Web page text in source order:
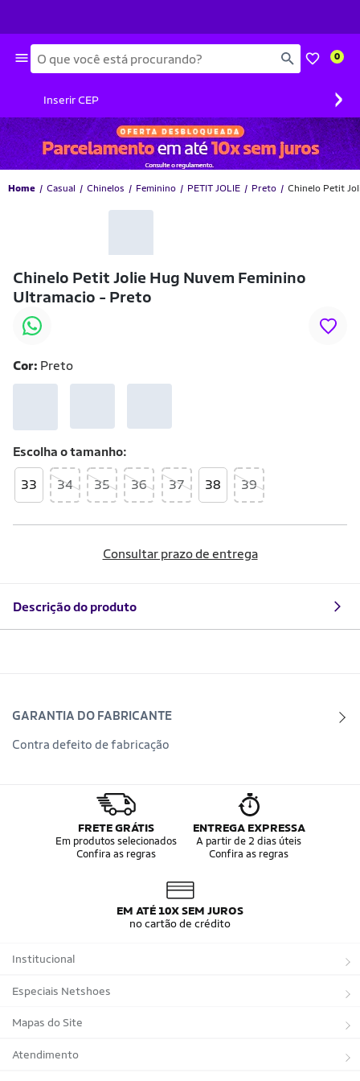
Busca 0
Inserir CEP ›
Home Casual Chinelos Feminino PETIT JOLIE Preto Chinelo Petit
Chinelo Petit Jolie Hug Nuvem Feminino
Ultramacio - Preto
-10% OFF
Cor: Preto
Escolha otamanho
33 34 35 36 37 38 39
Consultar prazo de entrega
Descrição do produto
GARANTIA DO FABRICANTE
Contra defeito de fabricação
FRETE GRÁTIS
Em produtos selecionados
Confira as regras
ENTREGA EXPRESSA
A partir de 2 dias úteis
Confira as regras
EM ATÉ 10X SEM JUROS
no cartão de crédito
Institucional
Sobre a Netshoes
Política de Privacidade
Programa de Afiliados
Especiais Netshoes
Suplementos
Corrida
Mapas do Site
Marcas
Atendimento